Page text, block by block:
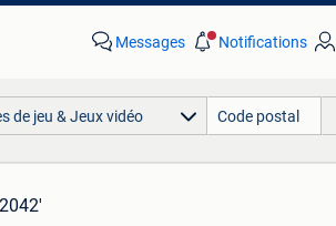
Messages Notifications
de jeu & Jeux vidéo